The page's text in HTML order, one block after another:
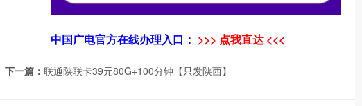
中国广电官方在线办理入口： >>> 点我直达 <<<
下一篇： 联通陕联卡39元80G+100分钟【只发陕西】